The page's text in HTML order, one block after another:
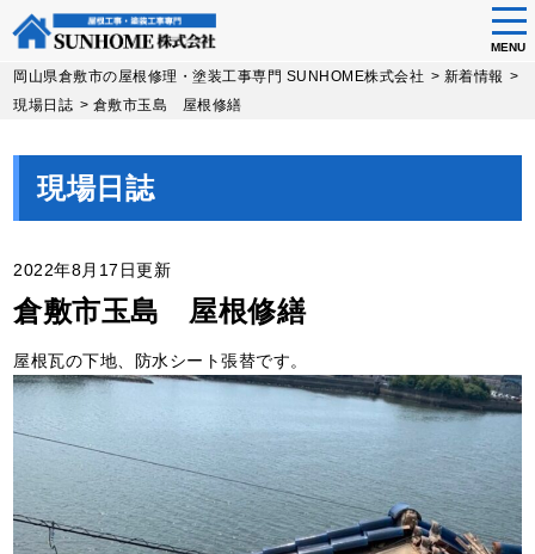
Skip
to
MENU
岡山県倉敷市の屋根修理・塗装工事専門 SUNHOME株式会社 > 新着情報 >
現場日誌 > 倉敷市玉島 屋根修繕
現場日誌
2022年8月17日更新
倉敷市玉島 屋根修繕
屋根瓦の下地、防水シート張替です。